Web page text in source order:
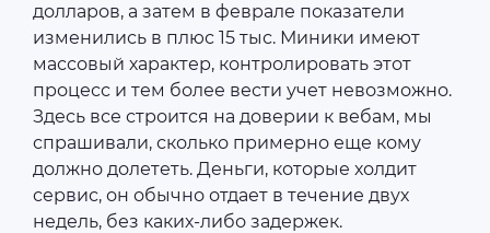
долларов, а затем в феврале показатели
изменились в плюс 15 тыс. Миники имеют
массовый характер, контролировать этот
процесс и тем более вести учет невозможно.
Здесь все строится на доверии к вебам, мы
спрашивали, сколько примерно еще кому
должно долететь. Деньги, которые холдит
сервис, он обычно отдает в течение двух
недель, без каких-либо задержек.